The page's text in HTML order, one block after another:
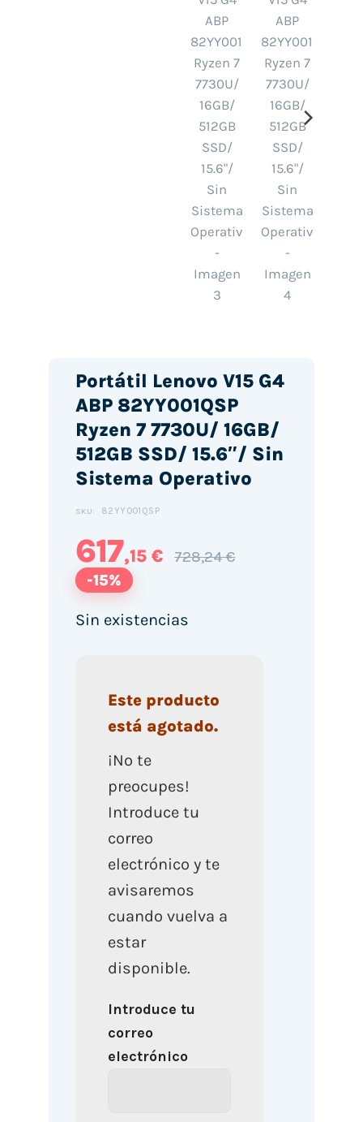
Portátil Lenovo V15 G4
ABP 82YY001QSP
Ryzen 7 7730U/ 16GB/
512GB SSD/ 15.6″/ Sin
Sistema Operativo
SKU: 82YY001QSP
617,15 € 728,24 €
-15%
Sin existencias
Este producto
está agotado.
¡No te
preocupes!
Introduce tu
correo
electrónico y te
avisaremos
cuando vuelva a
estar
disponible.
Introduce tu
correo
electrónico